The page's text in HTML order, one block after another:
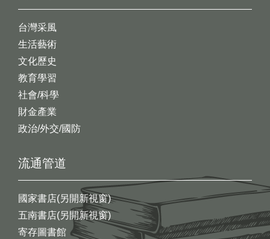
台灣采風
生活藝術
文化歷史
教育學習
社會/科學
財金產業
政治/外交/國防
流通管道
國家書店(另開新視窗)
五南書店(另開新視窗)
寄存圖書館